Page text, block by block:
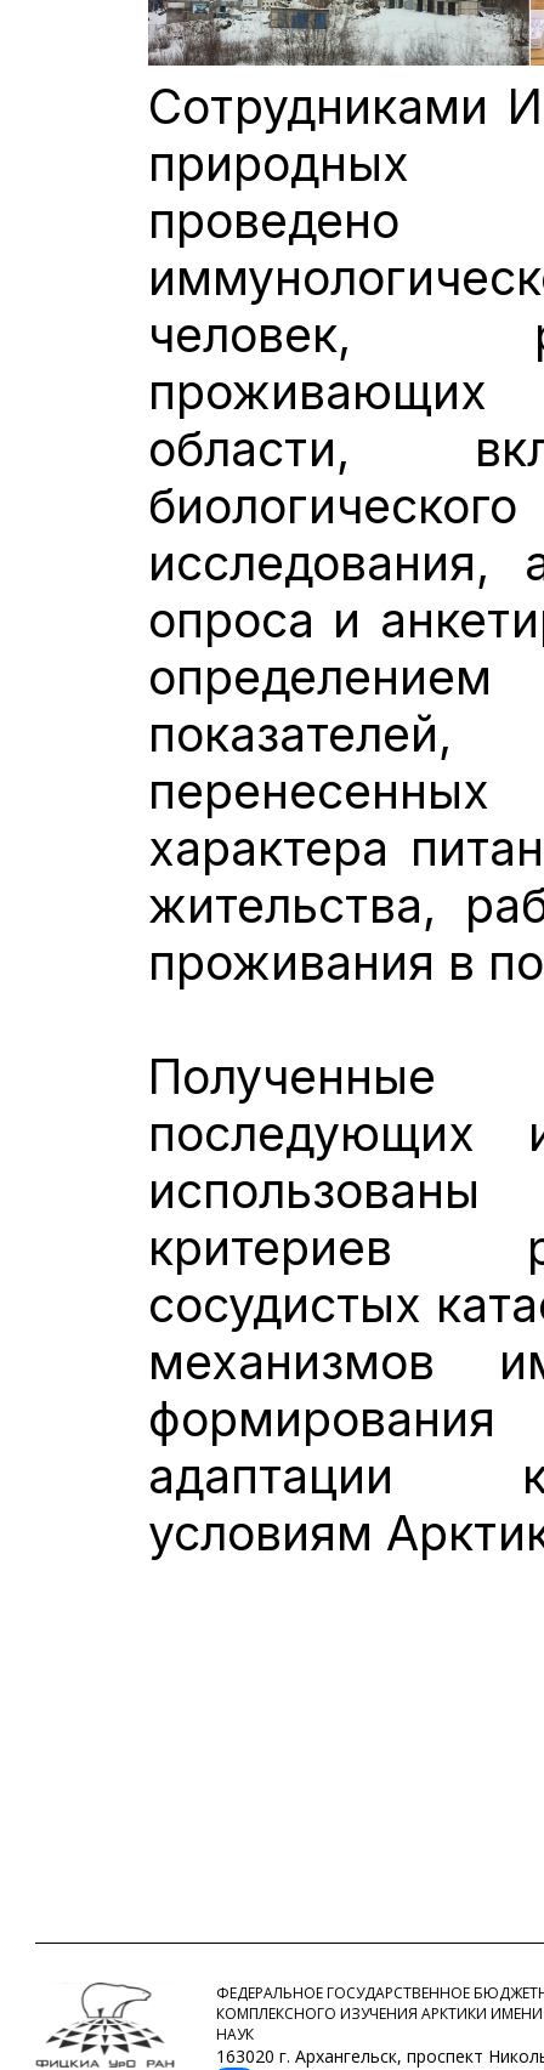
Сотрудниками
природных
человек,
области,
исследования,
опроса и
показателей,
характера
жительства,
проживания в
последующих
критериев
сосудистых
механизмов
адаптации
условиям
ФЕДЕРАЛЬНОЕ ГОСУДАРСТВЕННОЕ
КОМПЛЕКСНОГО ИЗУЧЕНИЯ АРКТИКИ
НАУК
163020 г. Архангельск, проспект